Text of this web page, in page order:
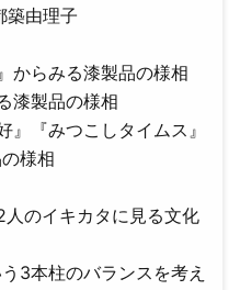
由理子
らみる漆製品の様相
漆製品の様相
『みつこしタイムス』
様相
のイキカタに見る文化
3本柱のバランスを考え